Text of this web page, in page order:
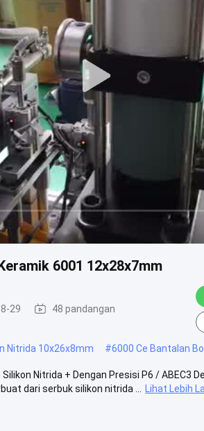
6001 12x28x7mm
29 48 pandangan
Nitrida 10x26x8mm #6000 Ce Bantalan
Nitrida + Dengan Presisi P6 / ABEC3
dari serbuk silikon nitrida ...
Lihat Lebih